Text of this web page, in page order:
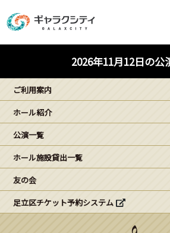
施設案内
西新井
文化ホール
ギャラクシティとは
こどもみーてぃんぐ
Gがくえん
ブランドからのお知らせ
2026年11月12日の公
ご利用案内
ホール紹介
公演一覧
ホール施設貸出一覧
友の会
足立区チケット予約システム